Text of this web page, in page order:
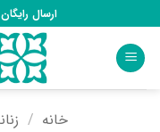
to
content
ارسال رایگان با
خانه /